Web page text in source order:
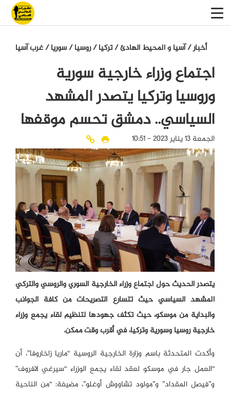
أخبار/آسيا و المحيط الهادئ/تركيا/روسيا/سوريا/غرب آسيا
اجتماع وزراء خارجية سورية
وروسيا وتركيا يتصدر المشهد
السياسي.. دمشق تحسم موقفها
الجمعة 13 يناير 2023 - 10:51
يتصدر الحديث حول اجتماع وزراء الخارجية السوري والروسي والتركي
المشهد السياسي حيث تتسارع التصريحات من كافة الجوانب
والبداية من موسكو، حيث تكثف جهودها لتنظيم لقاء يجمع وزراء
خارجية روسيا وسورية وتركيا، في أقرب وقت ممكن.
وأكدت المتحدثة باسم وزارة الخارجية الروسية “ماريا زاخاروفا”، أن
“العمل جار في موسكو لعقد لقاء يجمع الوزراء “سيرغي لافروف”
و”فيصل المقداد” و”مولود تشاووش أوغلو”، مضيفة: “من الناحية